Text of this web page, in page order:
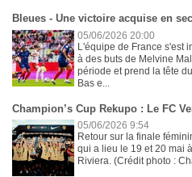
Bleues - Une victoire acquise en
05/06/2026 20:00
L'équipe de France s'est
à des buts de Melvine
période et prend la tête
Bas e...
Champion’s Cup Rekupo : Le FC
05/06/2026 9:54
Retour sur la finale
qui a lieu le 19 et 20 mai
Riviera. (Crédit photo :